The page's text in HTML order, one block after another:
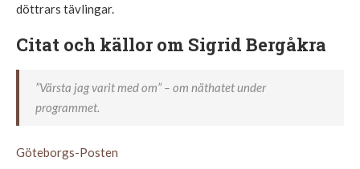
döttrars tävlingar.
Citat och källor om Sigrid Bergåkra
”Värsta jag varit med om” – om näthatet under
programmet.
Göteborgs-Posten